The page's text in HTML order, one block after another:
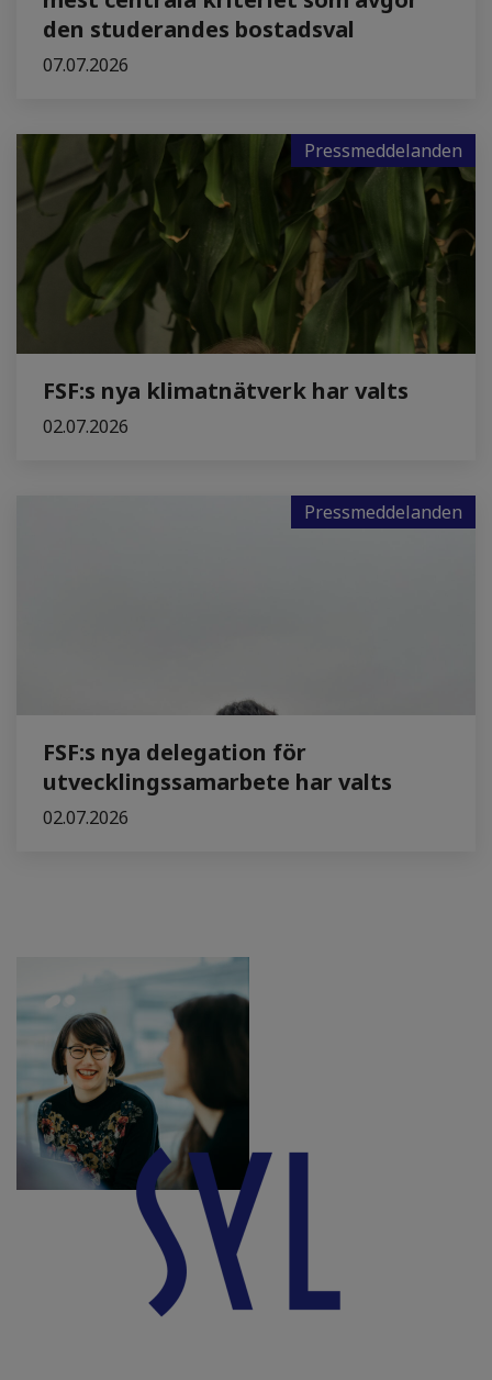
den studerandes bostadsval
07.07.2026
Pressmeddelanden
FSF:s nya klimatnätverk har valts
02.07.2026
Pressmeddelanden
FSF:s nya delegation för
utvecklingssamarbete har valts
02.07.2026